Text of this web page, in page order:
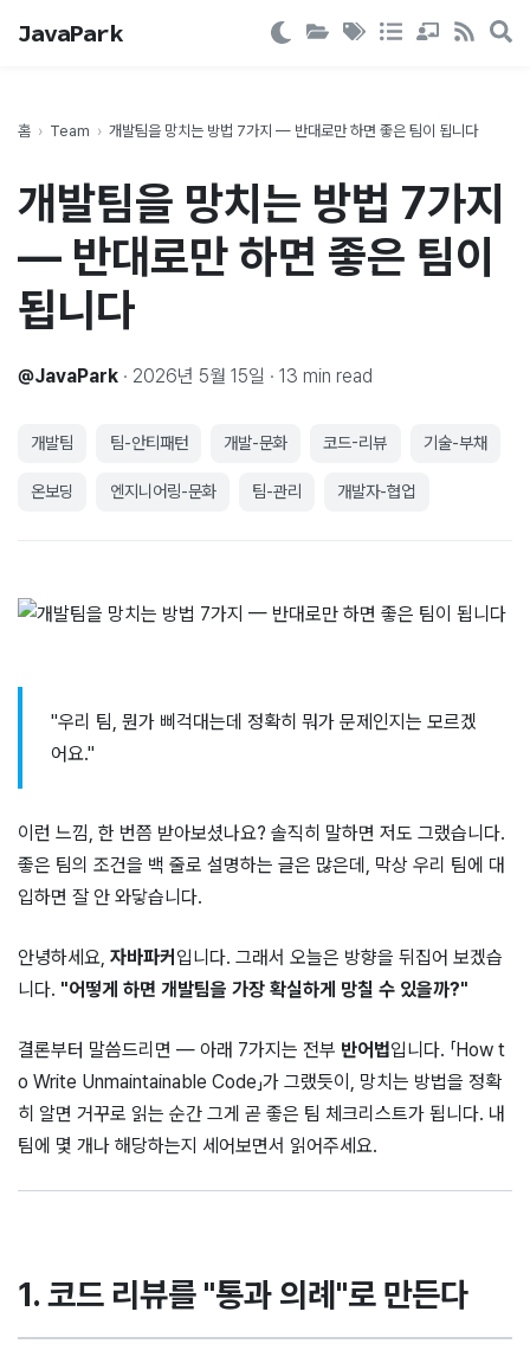
JavaPark
홈 › Team › 개발팀을 망치는 방법 7가지 — 반대로만 하면 좋은 팀이 됩니다
개발팀을 망치는 방법 7가지
— 반대로만 하면 좋은 팀이
됩니다
@JavaPark · 2026년 5월 15일 · 13 min read
개발팀 팀-안티패턴 개발-문화 코드-리뷰 기술-부채
온보딩 엔지니어링-문화 팀-관리 개발자-협업
"우리 팀, 뭔가 삐걱대는데 정확히 뭐가 문제인지는 모르겠
어요."
이런 느낌, 한 번쯤 받아보셨나요? 솔직히 말하면 저도 그랬습니다.
좋은 팀의 조건을 백 줄로 설명하는 글은 많은데, 막상 우리 팀에 대
입하면 잘 안 와닿습니다.
안녕하세요, 자바파커 입니다. 그래서 오늘은 방향을 뒤집어 보겠습
니다. "어떻게 하면 개발팀을 가장 확실하게 망칠 수 있을까?"
결론부터 말씀드리면 — 아래 7가지는 전부 반어법입니다. 「How t
o Write Unmaintainable Code」가 그랬듯이, 망치는 방법을 정확
히 알면 거꾸로 읽는 순간 그게 곧 좋은 팀 체크리스트가 됩니다. 내
팀에 몇 개나 해당하는지 세어보면서 읽어주세요.
1. 코드 리뷰를 "통과 의례"로 만든다